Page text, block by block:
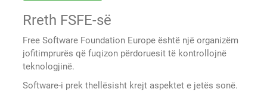
Rreth FSFE-së
Free Software Foundation Europe është një organizëm
jofitimprurës që fuqizon përdoruesit të kontrollojnë
teknologjinë.
Software-i prek thellësisht krejt aspektet e jetës sonë.